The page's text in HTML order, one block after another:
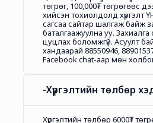
төгрөг, 100,000₮ төгрөгөөс
хийсэн тохиолдолд хүргэлт
сагсаа сайтар шалгаж байж
баталгаажуулна уу.
цуцлах боломжгүй. Асуулт
хандаарай 88550946,
Facebook chat-аар мөн
-Хүргэлтийн төлбөр
Хүргэлтийн төлбөр 6000₮